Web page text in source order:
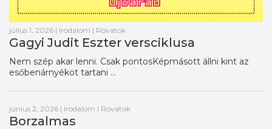
július 1, 2026 | Irodalom | Rovatok
Gagyi Judit Eszter versciklusa
Nem szép akar lenni. Csak pontosKépmásott állni kint az
esőbenárnyékot tartani ...
június 2, 2026 | Irodalom | Rovatok
Borzalmas